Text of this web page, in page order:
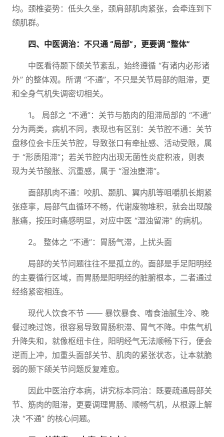
均。颈椎姿势：低头久坐，颈肩部肌肉紧张，会牵连到下
颌肌群。
四、中医调治：不只通 “局部”，更要调 “整体”
中医看待颞下颌关节紊乱，始终遵循 “有诸内必形诸
外” 的整体观。所谓 “不通”，不只是关节局部的阻滞，更
和全身气机失调密切相关。
1。 局部之 “不通”：关节与筋肉的阻滞局部的 “不通”
分为两类，病机不同，表现也有区别：关节腔不通：关节
盘移位会卡压关节腔，导致张口有牵扯感、活动受限，属
于 “形质阻滞”；若关节腔内出现无菌性炎症积液，则表
现为关节酸胀、沉重感，属于 “湿浊壅滞”。
面部肌肉不通：咬肌、颞肌、翼内肌等咀嚼肌长期紧
张痉挛，局部气血循环不畅，代谢废物堆积，就会出现酸
胀痛，按压时痛感明显，对应中医 “湿浊留滞” 的病机。
2。 整体之 “不通”：胃肠气滞，上扰头面
局部的关节问题往往不是孤立的。面部是手足阳明经
的主要循行区域，而胃肠是阳明经的脏腑根本，二者通过
经络紧密相连。
现代人饮食不节 —— 暴饮暴食、嗜食油腻生冷、晚
餐过晚过饱，很容易导致胃肠积滞、胃气不降。中焦气机
升降失和，就像枢纽卡住，阳明经气无法顺畅下行，便会
逆而上冲，加重头面部关节、肌肉的紧张状态，让本就脆
弱的颞下颌关节问题反复难愈。
因此中医治疗本病，讲究标本同治：既要疏通局部关
节、筋肉的阻滞，更要调理胃肠、顺畅气机，从根源上解
决 “不通” 的核心问题。